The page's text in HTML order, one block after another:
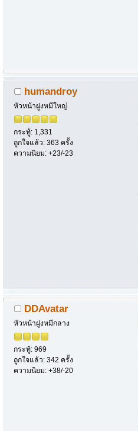
humandroy
หัวหน้าฝูงหมีใหญ่
กระทู้: 1,331
ถูกใจแล้ว: 363 ครั้ง
ความนิยม: +23/-23
DDAvatar
หัวหน้าฝูงหมีกลาง
กระทู้: 969
ถูกใจแล้ว: 342 ครั้ง
ความนิยม: +38/-20